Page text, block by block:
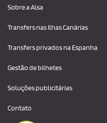
Sobre a Alsa
Transfers nas Ilhas Canárias
Transfers privados na Espanha
Gestão de bilhetes
Soluções publicitárias
Contato